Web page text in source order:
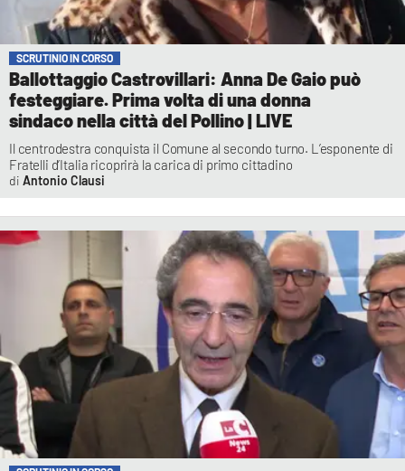
SCRUTINIO IN CORSO
Ballottaggio Castrovillari: Anna De Gaio può
festeggiare. Prima volta di una donna
sindaco nella città del Pollino | LIVE
Il centrodestra conquista il Comune al secondo turno. L’esponente di
Fratelli d’Italia ricoprirà la carica di primo cittadino
Antonio Clausi